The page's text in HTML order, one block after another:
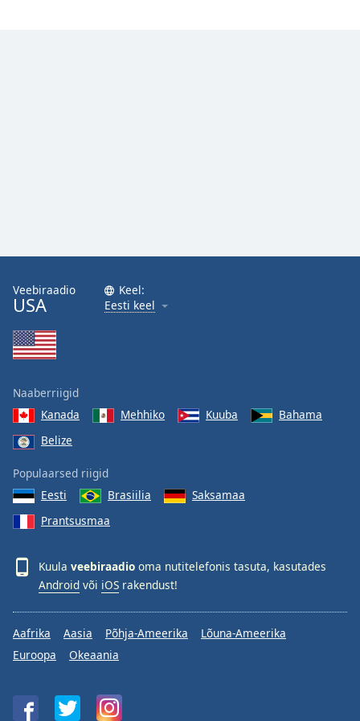
Veebiraadio
USA
Keel:
Eesti keel
Naaberriigid
Kanada
Mehhiko Kuuba
Bahama
Belize
Populaarsed riigid
Eesti
Brasiilia
Saksamaa
Prantsusmaa
Kuula veebiraadio oma nutitelefonis tasuta, kasutades
Android või iOS rakendust!
Aafrika Aasia Põhja-Ameerika
Lõuna-Ameerika
Euroopa
Okeaania